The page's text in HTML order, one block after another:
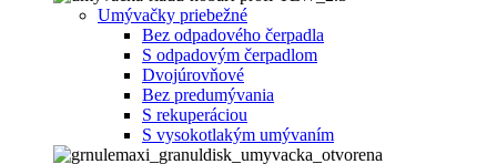
Umývačky priebežné
Bez odpadového čerpadla
S odpadovým čerpadlom
Dvojúrovňové
Bez predumývania
S rekuperáciou
S vysokotlakým umývaním